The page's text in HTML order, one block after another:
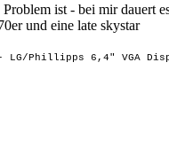
ist - bei mir dauert
und eine late skystar
- LG/Phillipps 6,4" VGA